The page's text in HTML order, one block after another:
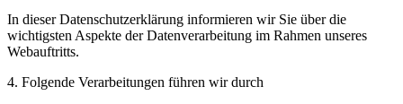
In dieser Datenschutzerklärung informieren wir Sie über die
wichtigsten Aspekte der Datenverarbeitung im Rahmen unseres
Webauftritts.
4. Folgende Verarbeitungen führen wir durch